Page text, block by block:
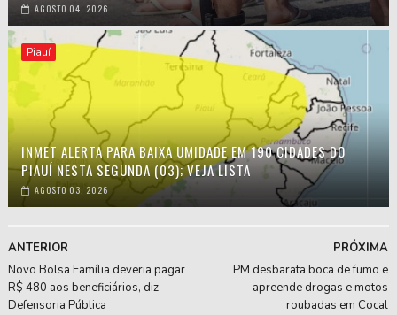
AGOSTO 04, 2026
Piauí
INMET ALERTA PARA BAIXA UMIDADE EM 190 CIDADES DO
PIAUÍ NESTA SEGUNDA (03); VEJA LISTA
AGOSTO 03, 2026
PRÓXIMA
PM desbarata boca de fumo e
apreende drogas e motos
roubadas em Cocal
ANTERIOR
Novo Bolsa Família deveria pagar
R$ 480 aos beneficiários, diz
Defensoria Pública